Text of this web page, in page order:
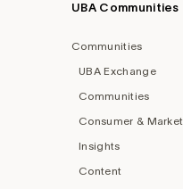
Footer
UBA Communities
Communities
UBA Exchange
Communities
Consumer & Market
Insights
Content